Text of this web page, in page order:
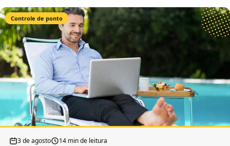
Controle de ponto
3 de agosto 14 min de leitura